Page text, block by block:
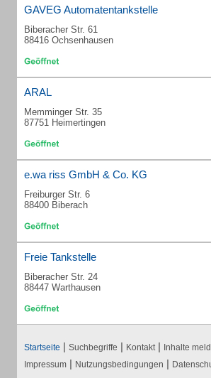
GAVEG Automatentankstelle
Biberacher Str. 61
88416 Ochsenhausen
ARAL
Memminger Str. 35
87751 Heimertingen
e.wa riss GmbH & Co. KG
Freiburger Str. 6
88400 Biberach
Freie Tankstelle
Biberacher Str. 24
88447 Warthausen
Startseite | Suchbegriffe | Kontakt | Inhalte
Impressum | Nutzungsbedingungen |